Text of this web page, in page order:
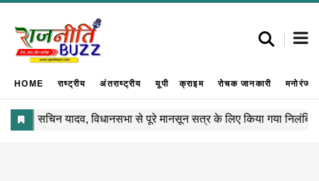
HOME राष्ट्रीय अंतराष्ट्रीय यूपी क्राइम रोचक जानकारी मनोरंजन